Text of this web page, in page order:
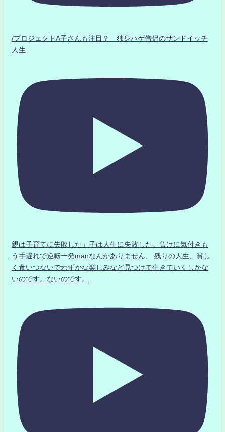
/プロジェクトA子さんも注目？ 独身ハゲ僧侶のサンドイッチ
人生
親は子育てに失敗した」子は人生に失敗した。負けに気付きも
う手遅れで逆転一発manなんかありません、 残りの人生、貧し
く食いつないでわずかな楽しみなど見つけて生きていくしかな
いのです。ないのです。